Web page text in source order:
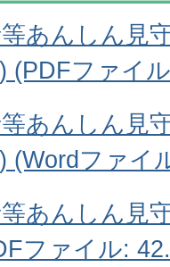
あんしん見
(PDFファイ
あんしん見
(Wordファイ
あんしん見
ファイル: